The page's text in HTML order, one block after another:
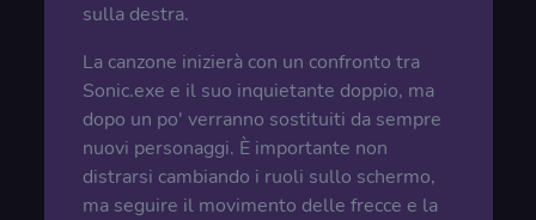
sulla destra.
La canzone inizierà con un confronto tra
Sonic.exe e il suo inquietante doppio, ma
dopo un po' verranno sostituiti da sempre
nuovi personaggi. È importante non
distrarsi cambiando i ruoli sullo schermo,
ma seguire il movimento delle frecce e la